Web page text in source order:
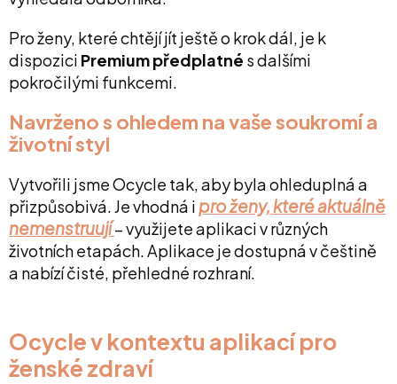
Pro ženy, které chtějí jít ještě o krok dál, je k
dispozici Premium předplatné s dalšími
pokročilými funkcemi.
Navrženo s ohledem na vaše soukromí a
životní styl
Vytvořili jsme Ocycle tak, aby byla ohleduplná a
přizpůsobivá. Je vhodná i pro ženy, které aktuálně
nemenstruují– využijete aplikaci v různých
životních etapách. Aplikace je dostupná v češtině
a nabízí čisté, přehledné rozhraní.
Ocycle v kontextu aplikací pro
ženské zdraví